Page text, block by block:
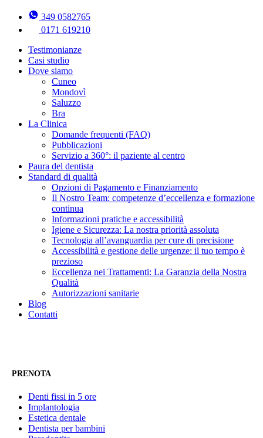
349 0582765
0171 619210
Testimonianze
Casi studio
Dove siamo
Cuneo
Mondovì
Saluzzo
Bra
La Clinica
Domande frequenti (FAQ)
Pubblicazioni
Servizio a 360°: il paziente al centro
Paura del dentista
Standard di qualità
Opzioni di Pagamento e Finanziamento
Il Nostro Team: competenze d’eccellenza e formazione
continua
Informazioni pratiche e accessibilità
Igiene e Sicurezza: La nostra priorità assoluta
Tecnologia all’avanguardia per cure di precisione
Accessibilità e gestione delle urgenze: il tuo tempo è
prezioso
Eccellenza nei Trattamenti: La Garanzia della Nostra
Qualità
Autorizzazioni sanitarie
Blog
Contatti
PRENOTA
Denti fissi in 5 ore
Implantologia
Estetica dentale
Dentista per bambini